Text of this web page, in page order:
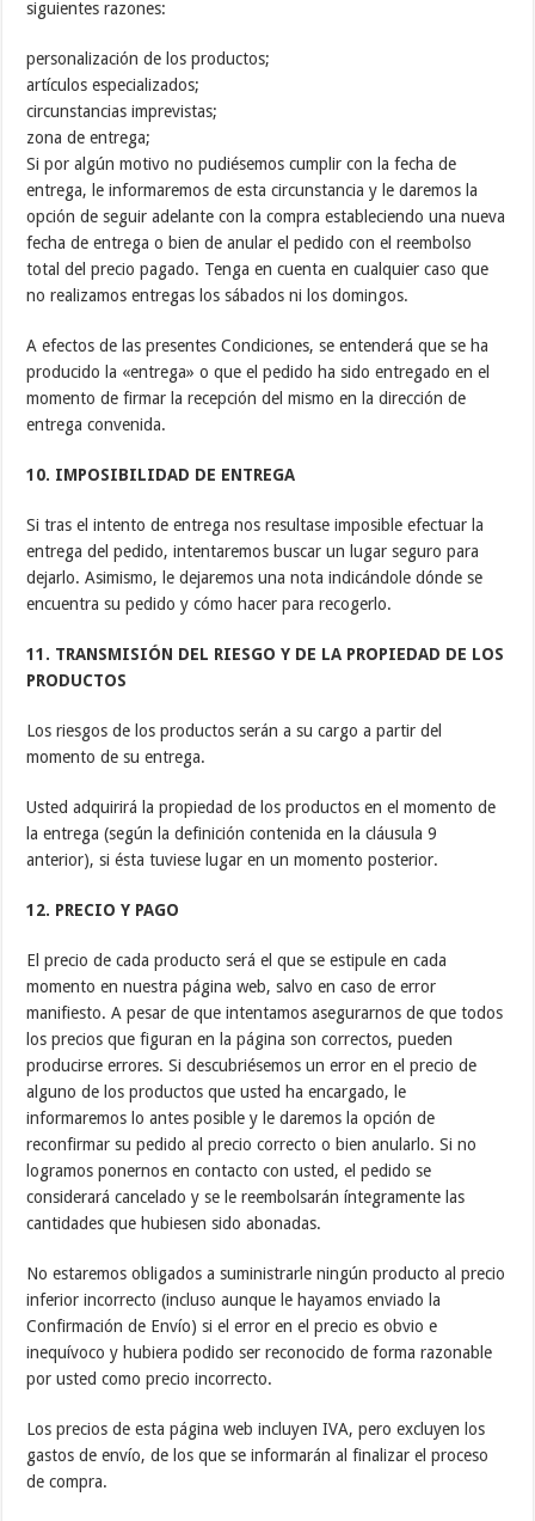
siguientes razones:
personalización de los productos;
artículos especializados;
circunstancias imprevistas;
zona de entrega;
Si por algún motivo no pudiésemos cumplir con la fecha de
entrega, le informaremos de esta circunstancia y le daremos la
opción de seguir adelante con la compra estableciendo una nueva
fecha de entrega o bien de anular el pedido con el reembolso
total del precio pagado. Tenga en cuenta en cualquier caso que
no realizamos entregas los sábados ni los domingos.
A efectos de las presentes Condiciones, se entenderá que se ha
producido la «entrega» o que el pedido ha sido entregado en el
momento de firmar la recepción del mismo en la dirección de
entrega convenida.
10. IMPOSIBILIDAD DE ENTREGA
Si tras el intento de entrega nos resultase imposible efectuar la
entrega del pedido, intentaremos buscar un lugar seguro para
dejarlo. Asimismo, le dejaremos una nota indicándole dónde se
encuentra su pedido y cómo hacer para recogerlo.
11. TRANSMISIÓN DEL RIESGO Y DE LA PROPIEDAD DE LOS
PRODUCTOS
Los riesgos de los productos serán a su cargo a partir del
momento de su entrega.
Usted adquirirá la propiedad de los productos en el momento de
la entrega (según la definición contenida en la cláusula 9
anterior), si ésta tuviese lugar en un momento posterior.
12. PRECIO Y PAGO
El precio de cada producto será el que se estipule en cada
momento en nuestra página web, salvo en caso de error
manifiesto. A pesar de que intentamos asegurarnos de que todos
los precios que figuran en la página son correctos, pueden
producirse errores. Si descubriésemos un error en el precio de
alguno de los productos que usted ha encargado, le
informaremos lo antes posible y le daremos la opción de
reconfirmar su pedido al precio correcto o bien anularlo. Si no
logramos ponernos en contacto con usted, el pedido se
considerará cancelado y se le reembolsarán íntegramente las
cantidades que hubiesen sido abonadas.
No estaremos obligados a suministrarle ningún producto al precio
inferior incorrecto (incluso aunque le hayamos enviado la
Confirmación de Envío) si el error en el precio es obvio e
inequívoco y hubiera podido ser reconocido de forma razonable
por usted como precio incorrecto.
Los precios de esta página web incluyen IVA, pero excluyen los
gastos de envío, de los que se informarán al finalizar el proceso
de compra.